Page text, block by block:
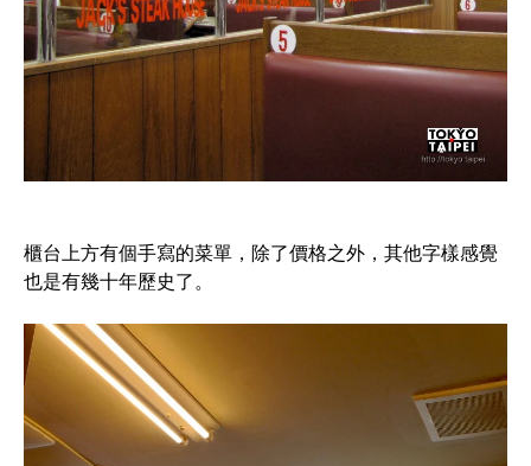
櫃台上方有個手寫的菜單，除了價格之外，其他字樣感覺
也是有幾十年歷史了。